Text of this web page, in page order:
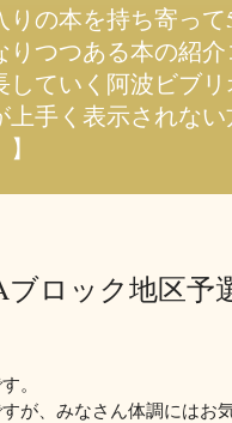
の本を持ち寄っ
つつある本の紹
ていく阿波ビブ
手く表示されな
ブロック地区予
。
が、みなさん体調にはお